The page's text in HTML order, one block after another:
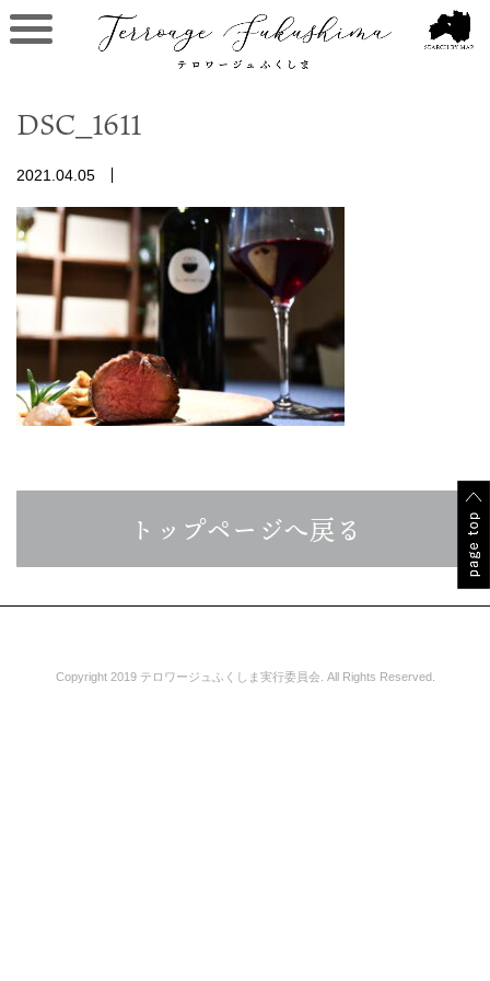
DSC_1611
2021.04.05
トップページへ戻る
Copyright 2019 テロワージュふくしま実行委員会. All Rights Reserved.